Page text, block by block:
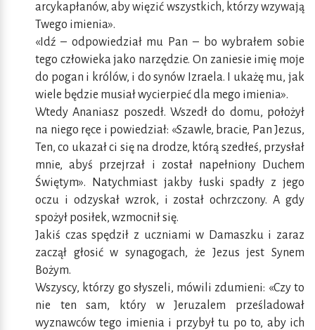
arcykapłanów, aby więzić wszystkich, którzy wzywają
Twego imienia».
«Idź – odpowiedział mu Pan – bo wybrałem sobie
tego człowieka jako narzędzie. On zaniesie imię moje
do pogan i królów, i do synów Izraela. I ukażę mu, jak
wiele będzie musiał wycierpieć dla mego imienia».
Wtedy Ananiasz poszedł. Wszedł do domu, położył
na niego ręce i powiedział: «Szawle, bracie, Pan Jezus,
Ten, co ukazał ci się na drodze, którą szedłeś, przysłał
mnie, abyś przejrzał i został napełniony Duchem
Świętym». Natychmiast jakby łuski spadły z jego
oczu i odzyskał wzrok, i został ochrzczony. A gdy
spożył posiłek, wzmocnił się.
Jakiś czas spędził z uczniami w Damaszku i zaraz
zaczął głosić w synagogach, że Jezus jest Synem
Bożym.
Wszyscy, którzy go słyszeli, mówili zdumieni: «Czy to
nie ten sam, który w Jeruzalem prześladował
wyznawców tego imienia i przybył tu po to, aby ich